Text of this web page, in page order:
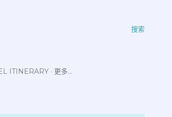
搜索
ITINERARY 更多…